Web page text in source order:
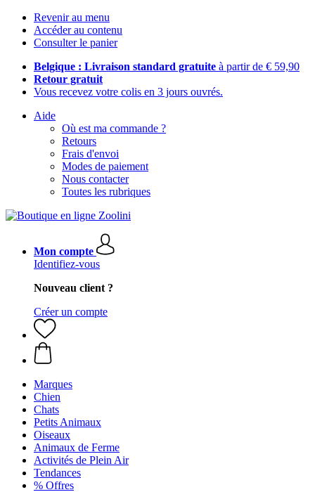
Revenir au menu
Accéder au contenu
Consulter le panier
Belgique : Livraison standard gratuite à partir de € 59,90
Retour gratuit
Vous recevez votre colis en 3 jours ouvrés.
Aide
Où est ma commande ?
Retours
Frais d'envoi
Modes de paiement
Nous contacter
Toutes les rubriques
Mon compte
Identifiez-vous
Nouveau client ?
Créer un compte
Marques
Chien
Chats
Petits Animaux
Oiseaux
Animaux de Ferme
Activités de Plein Air
Tendances
% Offres